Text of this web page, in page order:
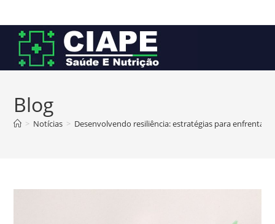
para
conteúdo
Blog
> Notícias > Desenvolvendo resiliência: estratégias para enfrentar